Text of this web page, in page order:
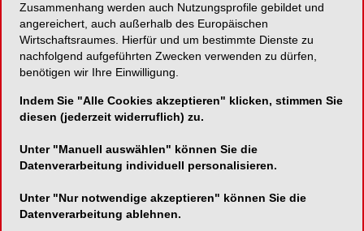
Fachärztin für Anästhesiologie
Goltsteinstraße 95
50968 Stadt
Telefon:
+49 221 169 49 20
E-Mail:
info@sedierung.com
Zusammenhang werden auch Nutzungsprofile gebildet und
angereichert, auch außerhalb des Europäischen
Wirtschaftsraumes. Hierfür und um bestimmte Dienste zu
nachfolgend aufgeführten Zwecken verwenden zu dürfen,
benötigen wir Ihre Einwilligung.
Indem Sie "Alle Cookies akzeptieren" klicken, stimmen Sie
diesen (jederzeit widerruflich) zu.
Unter "Manuell auswählen" können Sie die
Datenverarbeitung individuell personalisieren.
Unter "Nur notwendige akzeptieren" können Sie die
Datenverarbeitung ablehnen.